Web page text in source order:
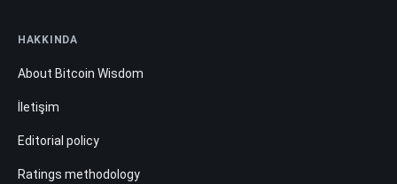
HAKKINDA
About Bitcoin Wisdom
İletişim
Editorial policy
Ratings methodology